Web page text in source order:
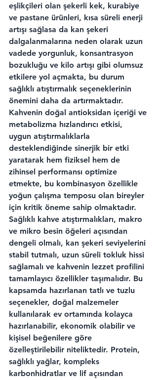
eşlikçileri olan şekerli kek, kurabiye
ve pastane ürünleri, kısa süreli enerji
artışı sağlasa da kan şekeri
dalgalanmalarına neden olarak uzun
vadede yorgunluk, konsantrasyon
bozukluğu ve kilo artışı gibi olumsuz
etkilere yol açmakta, bu durum
sağlıklı atıştırmalık seçeneklerinin
önemini daha da artırmaktadır.
Kahvenin doğal antioksidan içeriği ve
metabolizma hızlandırıcı etkisi,
uygun atıştırmalıklarla
desteklendiğinde sinerjik bir etki
yaratarak hem fiziksel hem de
zihinsel performansı optimize
etmekte, bu kombinasyon özellikle
yoğun çalışma temposu olan bireyler
için kritik öneme sahip olmaktadır.
Sağlıklı kahve atıştırmalıkları, makro
ve mikro besin öğeleri açısından
dengeli olmalı, kan şekeri seviyelerini
stabil tutmalı, uzun süreli tokluk hissi
sağlamalı ve kahvenin lezzet profilini
tamamlayıcı özellikler taşımalıdır. Bu
kapsamda hazırlanan tatlı ve tuzlu
seçenekler, doğal malzemeler
kullanılarak ev ortamında kolayca
hazırlanabilir, ekonomik olabilir ve
kişisel beğenilere göre
özelleştirilebilir niteliktedir. Protein,
sağlıklı yağlar, kompleks
karbonhidratlar ve lif açısından